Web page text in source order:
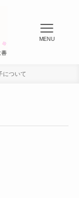
MENU
について